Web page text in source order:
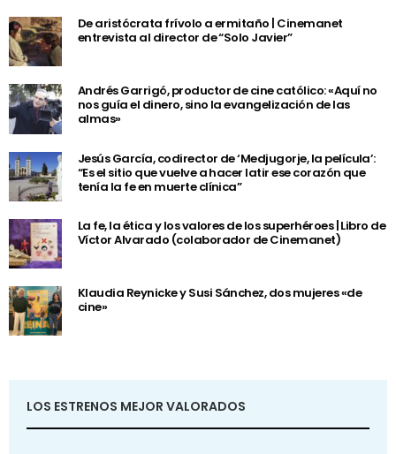
De aristócrata frívolo a ermitaño | Cinemanet
entrevista al director de “Solo Javier”
Andrés Garrigó, productor de cine católico: «Aquí no
nos guía el dinero, sino la evangelización de las
almas»
Jesús García, codirector de ‘Medjugorje, la película’:
“Es el sitio que vuelve a hacer latir ese corazón que
tenía la fe en muerte clínica”
La fe, la ética y los valores de los superhéroes | Libro de
Víctor Alvarado (colaborador de Cinemanet)
Klaudia Reynicke y Susi Sánchez, dos mujeres «de
cine»
LOS ESTRENOS MEJOR VALORADOS